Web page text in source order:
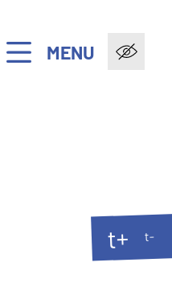
MENU
t+ t-